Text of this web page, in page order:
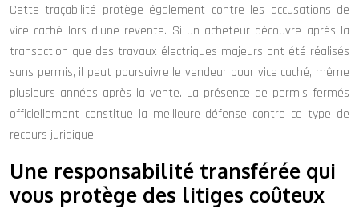
Cette traçabilité protège également contre les accusations de
vice caché lors d’une revente. Si un acheteur découvre après la
transaction que des travaux électriques majeurs ont été réalisés
sans permis, il peut poursuivre le vendeur pour vice caché, même
plusieurs années après la vente. La présence de permis fermés
officiellement constitue la meilleure défense contre ce type de
recours juridique.
Une responsabilité transférée qui
vous protège des litiges coûteux